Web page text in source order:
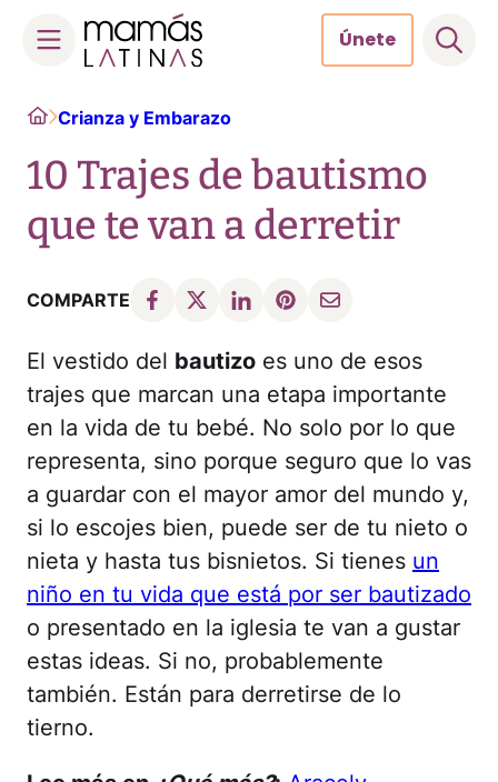
content
Únete
HomeCrianza y Embarazo
10 Trajes de bautismo
que te van a derretir
COMPARTE
El vestido del bautizo es uno de esos
trajes que marcan una etapa importante
en la vida de tu bebé. No solo por lo que
representa, sino porque seguro que lo vas
a guardar con el mayor amor del mundo y,
si lo escojes bien, puede ser de tu nieto o
nieta y hasta tus bisnietos. Si tienes un
niño en tu vida que está por ser bautizado
o presentado en la iglesia te van a gustar
estas ideas. Si no, probablemente
también. Están para derretirse de lo
tierno.